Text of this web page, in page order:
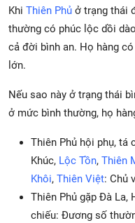
Khi Thiên Phủ ở trạng thái
thường có phúc lộc dồi
cả đời bình an. Họ hàng
lớn.
Nếu sao này ở trạng thái
ở mức bình thường, họ
Thiên Phủ hội phụ, tá
Khúc, Lộc Tồn, Thiên
Khôi, Thiên Việt: Chủ
Thiên Phủ gặp Đà La,
chiếu: Đương số